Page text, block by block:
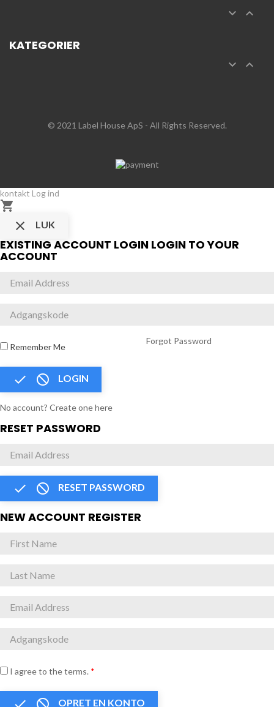
 
KATEGORIER
 
© 2021 Label House ApS - All Rights Reserved.
kontakt Log ind


LUK
EXISTING ACCOUNT LOGIN LOGIN TO YOUR
ACCOUNT
Remember Me
Forgot Password
  LOGIN
No account? Create one here
RESET PASSWORD
  RESET PASSWORD
NEW ACCOUNT REGISTER
I agree to the terms. *
  OPRET EN KONTO